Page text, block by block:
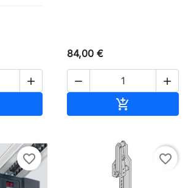

84,00 €
 

favorite_border favorite_border